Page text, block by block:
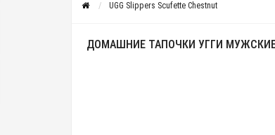
UGG Slippers Scufette Chestnut
ДОМАШНИЕ ТАПОЧКИ УГГИ МУЖСКИЕ